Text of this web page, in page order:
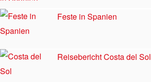
Feste in Spanien
Reisebericht Costa del Sol